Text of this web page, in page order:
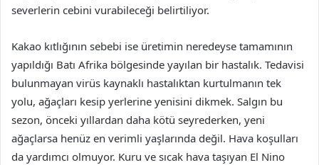
severlerin cebini vurabileceği belirtiliyor.
Kakao kıtlığının sebebi ise üretimin neredeyse tamamının
yapıldığı Batı Afrika bölgesinde yayılan bir hastalık. Tedavisi
bulunmayan virüs kaynaklı hastalıktan kurtulmanın tek
yolu, ağaçları kesip yerlerine yenisini dikmek. Salgın bu
sezon, önceki yıllardan daha kötü seyrederken, yeni
ağaçlarsa henüz en verimli yaşlarında değil. Hava koşulları
da yardımcı olmuyor. Kuru ve sıcak hava taşıyan El Nino